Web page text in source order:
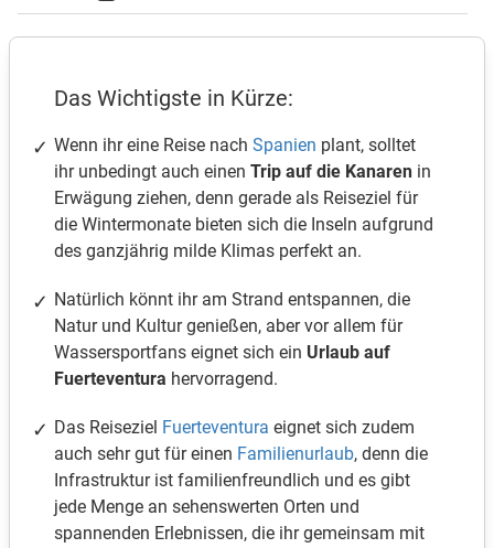
Das Wichtigste in Kürze:
Wenn ihr eine Reise nach Spanien plant, solltet
ihr unbedingt auch einen Trip auf die Kanaren in
Erwägung ziehen, denn gerade als Reiseziel für
die Wintermonate bieten sich die Inseln aufgrund
des ganzjährig milde Klimas perfekt an.
Natürlich könnt ihr am Strand entspannen, die
Natur und Kultur genießen, aber vor allem für
Wassersportfans eignet sich ein Urlaub auf
Fuerteventura hervorragend.
Das Reiseziel Fuerteventura eignet sich zudem
auch sehr gut für einen Familienurlaub, denn die
Infrastruktur ist familienfreundlich und es gibt
jede Menge an sehenswerten Orten und
spannenden Erlebnissen, die ihr gemeinsam mit